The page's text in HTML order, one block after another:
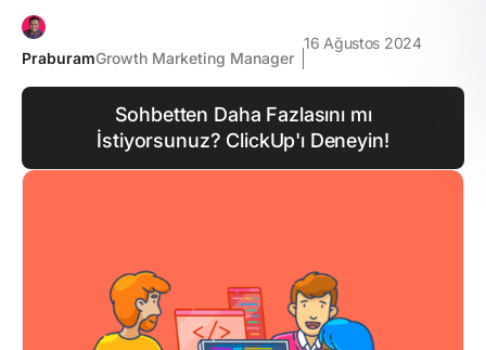
PraburamGrowth Marketing Manager
16 Ağustos 2024
Sohbetten Daha Fazlasını mı
İstiyorsunuz? ClickUp'ı Deneyin!